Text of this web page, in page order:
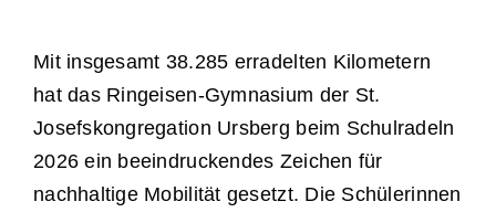
Mit insgesamt 38.285 erradelten Kilometern
hat das Ringeisen-Gymnasium der St.
Josefskongregation Ursberg beim Schulradeln
2026 ein beeindruckendes Zeichen für
nachhaltige Mobilität gesetzt. Die Schülerinnen